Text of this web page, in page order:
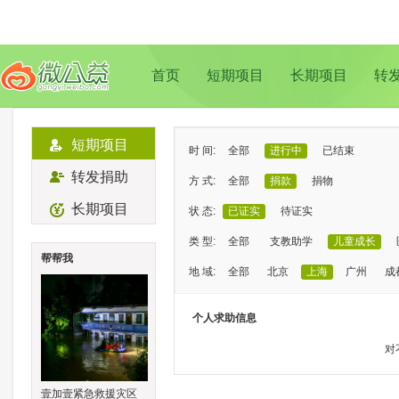
首页 短期项目 长期项目 转
短期项目
转发捐助
长期项目
帮帮我
壹加壹紧急救援灾区
时 间: 全部 进行中 已结束
方 式: 全部 捐款 捐物
状 态: 已证实 待证实
类 型: 全部 支教助学 儿童成长
地 域: 全部 北京 上海 广州 成
个人求助信息
对